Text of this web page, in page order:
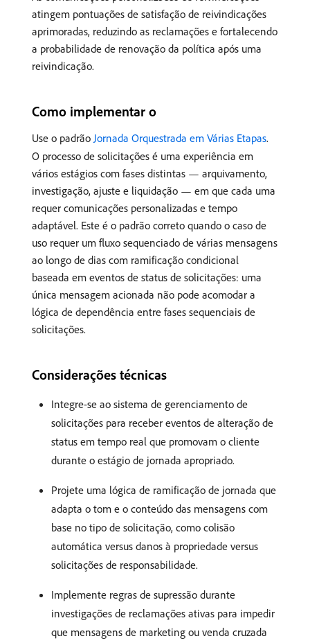
atingem pontuações de satisfação de reivindicações
aprimoradas, reduzindo as reclamações e fortalecendo
a probabilidade de renovação da política após uma
reivindicação.
Como implementar o
Use o padrão Jornada Orquestrada em Várias Etapas.
O processo de solicitações é uma experiência em
vários estágios com fases distintas — arquivamento,
investigação, ajuste e liquidação — em que cada uma
requer comunicações personalizadas e tempo
adaptável. Este é o padrão correto quando o caso de
uso requer um fluxo sequenciado de várias mensagens
ao longo de dias com ramificação condicional
baseada em eventos de status de solicitações: uma
única mensagem acionada não pode acomodar a
lógica de dependência entre fases sequenciais de
solicitações.
Considerações técnicas
Integre-se ao sistema de gerenciamento de
solicitações para receber eventos de alteração de
status em tempo real que promovam o cliente
durante o estágio de jornada apropriado.
Projete uma lógica de ramificação de jornada que
adapta o tom e o conteúdo das mensagens com
base no tipo de solicitação, como colisão
automática versus danos à propriedade versus
solicitações de responsabilidade.
Implemente regras de supressão durante
investigações de reclamações ativas para impedir
que mensagens de marketing ou venda cruzada